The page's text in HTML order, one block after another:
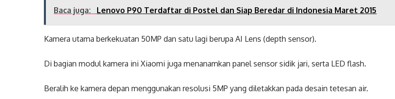
Baca juga: Lenovo P90 Terdaftar di Postel dan Siap Beredar di Indonesia Maret 2015
Kamera utama berkekuatan 50MP dan satu lagi berupa AI Lens (depth sensor).
Di bagian modul kamera ini Xiaomi juga menanamkan panel sensor sidik jari, serta LED flash.
Beralih ke kamera depan menggunakan resolusi 5MP yang diletakkan pada desain tetesan air.